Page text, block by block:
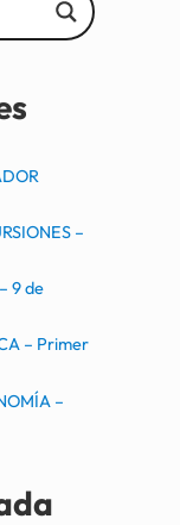
–
9 de
– Primer
–